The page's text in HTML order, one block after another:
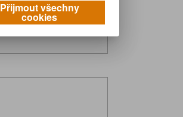
Přijmout všechny
cookies